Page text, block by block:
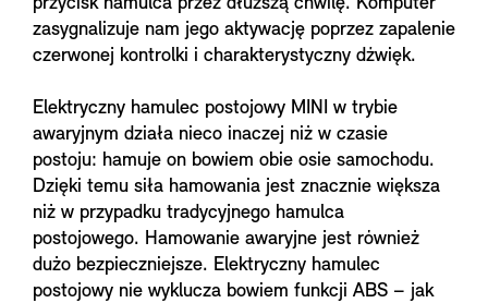
zasygnalizuje nam jego aktywację poprzez zapalenie
czerwonej kontrolki i charakterystyczny dźwięk.
Elektryczny hamulec postojowy MINI w trybie
awaryjnym działa nieco inaczej niż w czasie
postoju: hamuje on bowiem obie osie samochodu.
Dzięki temu siła hamowania jest znacznie większa
niż w przypadku tradycyjnego hamulca
postojowego. Hamowanie awaryjne jest również
dużo bezpieczniejsze. Elektryczny hamulec
postojowy nie wyklucza bowiem funkcji ABS – jak